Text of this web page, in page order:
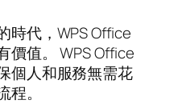
時代，WPS Office
價值。 WPS Office
個人和服務無需花
。